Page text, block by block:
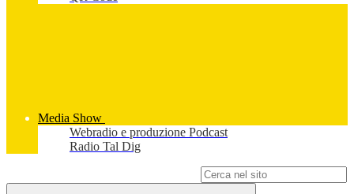
Media Show
Webradio e produzione Podcast
Radio Tal Dig